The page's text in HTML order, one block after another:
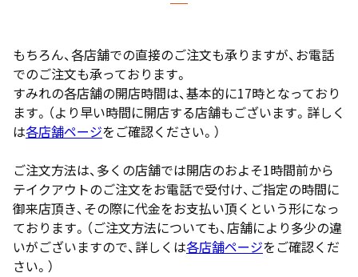
もちろん、各店舗での直接のご注文も承りますが、お電話
でのご注文も承っております。
すみれの各店舗の開店時間は、基本的に17時となっており
ます。（より早い時間に開店する店舗もございます。詳しく
は各店舗ページをご確認ください。）
ご注文方法は、多くの店舗では開店のおよそ1時間前から
テイクアウトのご注文をお電話で受付け、ご指定の時間に
御来店頂き、その際に代金をお支払い頂くという形になっ
ております。（ご注文方法についても、店舗により多少の違
いがございますので、詳しくは各店舗ページをご確認くだ
さい。）